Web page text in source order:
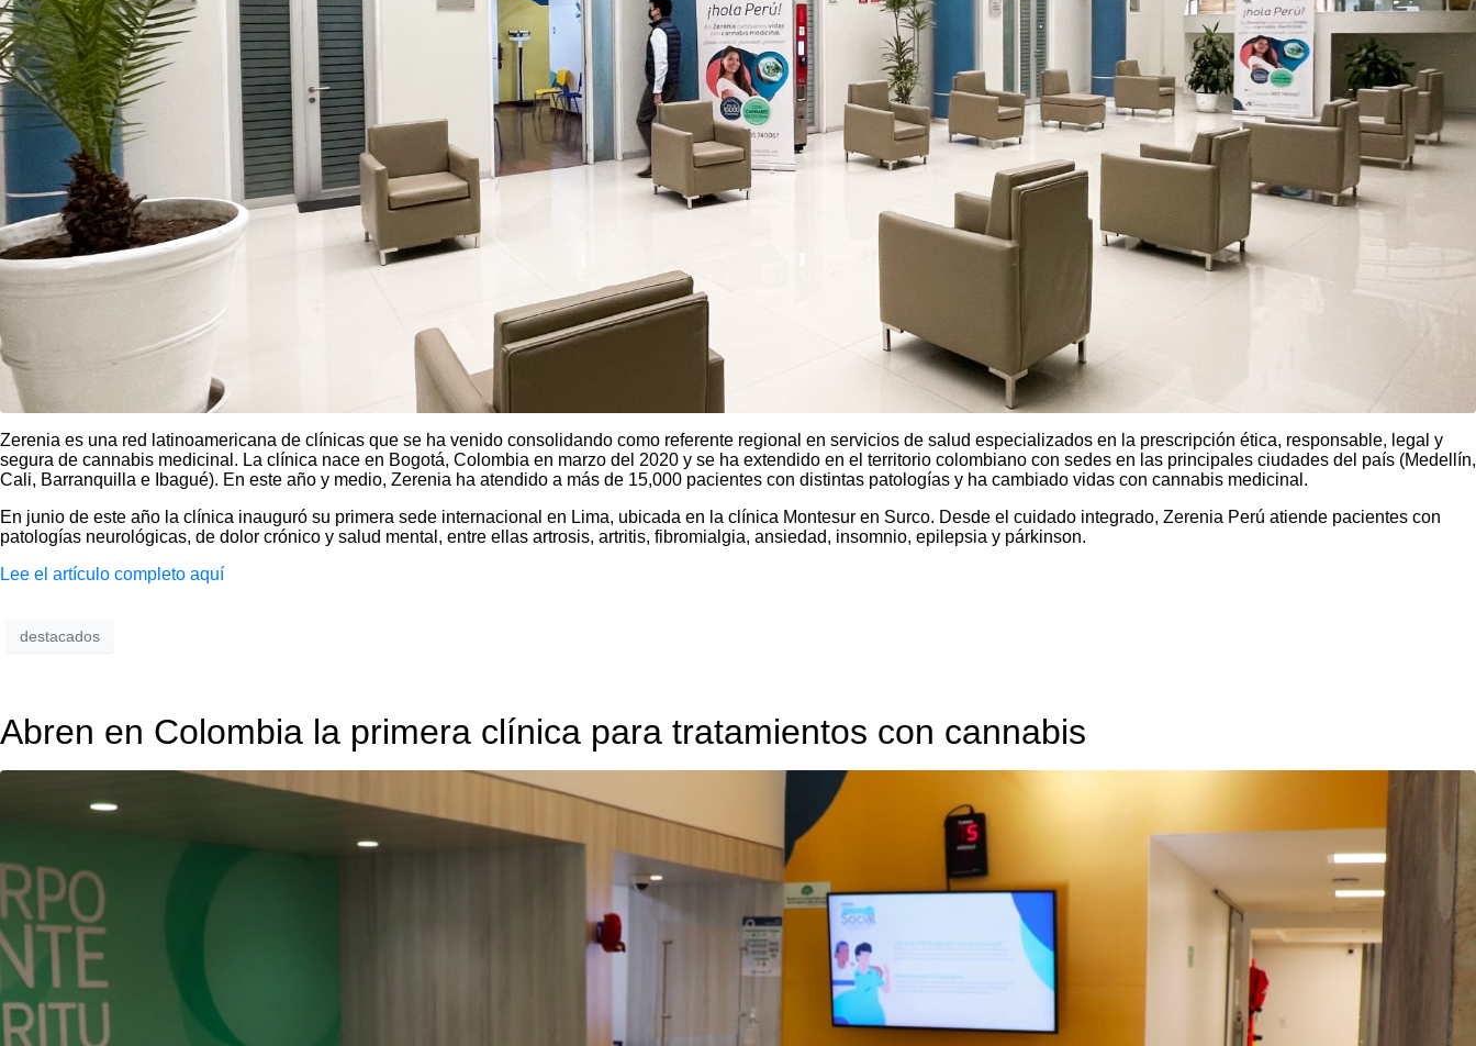
Zerenia es una red latinoamericana de clínicas que se ha venido consolidando como referente regional en servicios de salud especializados en la prescripción ética, responsable, legal y
segura de cannabis medicinal. La clínica nace en Bogotá, Colombia en marzo del 2020 y se ha extendido en el territorio colombiano con sedes en las principales ciudades del país (Medellín,
Cali, Barranquilla e Ibagué). En este año y medio, Zerenia ha atendido a más de 15,000 pacientes con distintas patologías y ha cambiado vidas con cannabis medicinal.
En junio de este año la clínica inauguró su primera sede internacional en Lima, ubicada en la clínica Montesur en Surco. Desde el cuidado integrado, Zerenia Perú atiende pacientes con
patologías neurológicas, de dolor crónico y salud mental, entre ellas artrosis, artritis, fibromialgia, ansiedad, insomnio, epilepsia y párkinson.
Lee el artículo completo aquí
destacados
Abren en Colombia la primera clínica para tratamientos con cannabis